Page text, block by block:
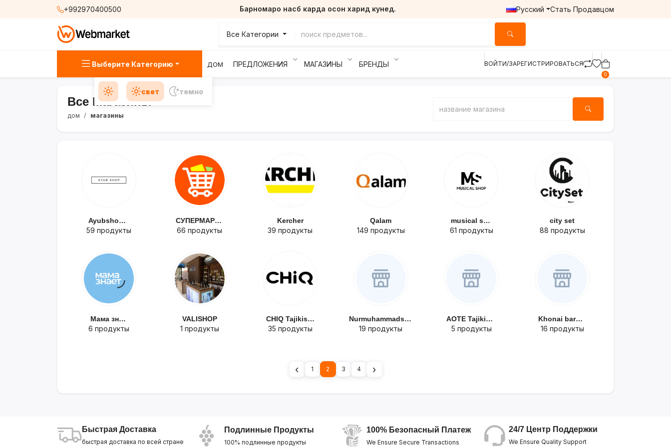
+992970400500 Барномаро насб карда осон харид кунед. Русский Стать Продавцом
Все Категории
Выберите Категорию ДОМ ПРЕДЛОЖЕНИЯ МАГАЗИНЫ БРЕНДЫ ВОЙТИ/ЗАРЕГИСТРИРОВАТЬСЯ
0
свет темно
Все Магазины
дом магазины
Ayubshop.tj
59 продукты
СУПЕРМАРКЕТ
66 продукты
Kercher
39 продукты
Qalam
149 продукты
musical shop
61 продукты
city set
88 продукты
Мама знает
6 продукты
VALISHOP
1 продукты
CHIQ Tajikista...
35 продукты
Nurmuhammadsho...
19 продукты
AOTE Tajikista...
5 продукты
Khonai barohat
16 продукты
‹ 1 2 3 4 ›
Быстрая Доставка
быстрая доставка по всей стране
Подлинные Продукты
100% подлинные продукты
100% Безопасный Платеж
We Ensure Secure Transactions
24/7 Центр Поддержки
We Ensure Quality Support